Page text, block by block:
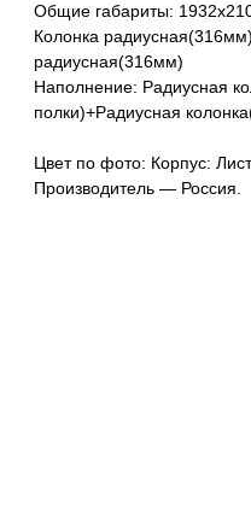
Общие габариты:
Колонка
радиусная(316мм)
Наполнение: Радиусная
полки)+Радиусная
Цвет по фото: Корпус:
Производитель — Россия.